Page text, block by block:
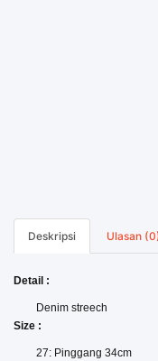
Deskripsi Ulasan
Detail :
Denim streech
Size :
27: Pinggang 34cm